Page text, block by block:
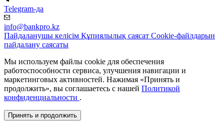
Telegram-да
info@bankpro.kz
Пайдаланушы келісім Құпиялылық саясат Cookie-файлдарын
пайдалану саясаты
Мы используем файлы cookie для обеспечения
работоспособности сервиса, улучшения навигации и
маркетинговых активностей. Нажимая «Принять и
продолжить», вы соглашаетесь с нашей Политикой
конфиденциальности .
Принять и продолжить